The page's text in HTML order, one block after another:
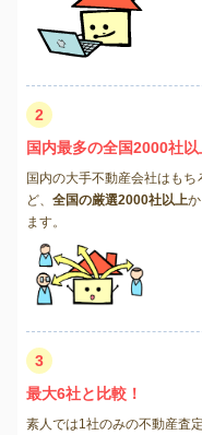
2
国内最多の全国2000社以
国内の大手不動産会社はも
ど、 全国の厳選2000社以上
ます。
3
最大6社と比較！
素人では1社のみの不動産査